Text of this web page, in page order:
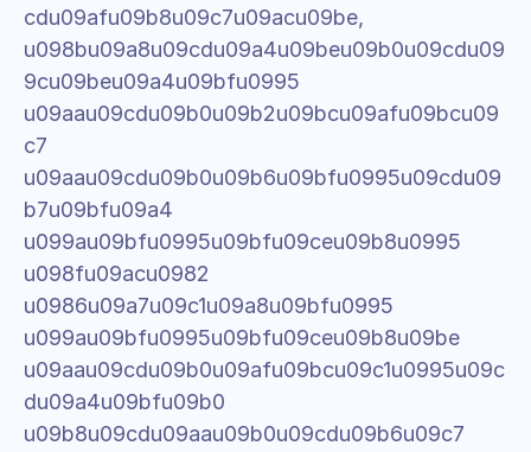
cdu09afu09b8u09c7u09acu09be,
u098bu09a8u09cdu09a4u09beu09b0u09cdu09
9cu09beu09a4u09bfu0995
u09aau09cdu09b0u09b2u09bcu09afu09bcu09
c7
u09aau09cdu09b0u09b6u09bfu0995u09cdu09
b7u09bfu09a4
u099au09bfu0995u09bfu09ceu09b8u0995
u098fu09acu0982
u0986u09a7u09c1u09a8u09bfu0995
u099au09bfu0995u09bfu09ceu09b8u09be
u09aau09cdu09b0u09afu09bcu09c1u0995u09c
du09a4u09bfu09b0
u09b8u09cdu09aau09b0u09cdu09b6u09c7